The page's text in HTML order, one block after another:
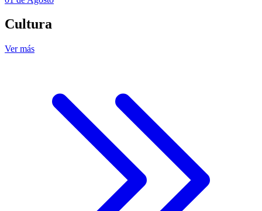
Cultura
Ver más